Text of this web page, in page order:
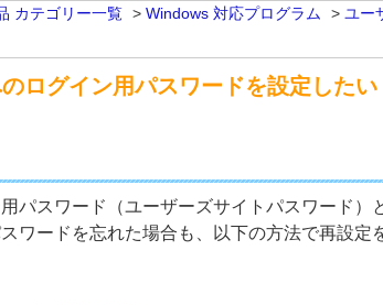
カテゴリー一覧 > Windows 対応プログラム > ユー
ログイン用パスワードを設定したい
パスワード（ユーザーズサイトパスワード）
ワードを忘れた場合も、以下の方法で再設定